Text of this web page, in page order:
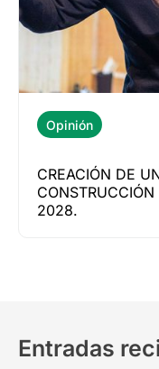
Opinión
CREACIÓN DE
2028.
Entradas